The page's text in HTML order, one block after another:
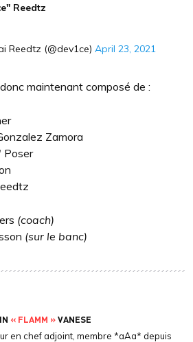
Reedtz
Reedtz (@dev1ce) April 23, 2021
maintenant composé de :
Zamora
Poser
(coach)
(sur le banc)
« FLAMM »VANESE
en chef adjoint, membre *aAa* depuis